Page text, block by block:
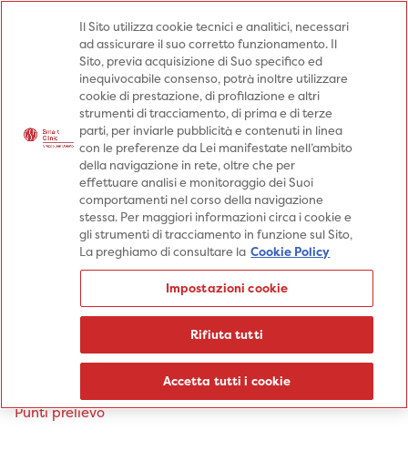
Prenota una visita
Prenota una visita
Specialità
Prestazioni
Patologie
Informazioni
Punti prelievo
Medici Punti prelievo
Specialità
Prestazioni
Patologie
Sedi
Percorsi
Informazioni
Prenota una visita
Prenota una visita
Il Sito utilizza cookie tecnici e analitici, necessari
ad assicurare il suo corretto funzionamento. Il
Sito, previa acquisizione di Suo specifico ed
inequivocabile consenso, potrà inoltre utilizzare
cookie di prestazione, di profilazione e altri
strumenti di tracciamento, di prima e di terze
parti, per inviarle pubblicità e contenuti in linea
con le preferenze da Lei manifestate nell’ambito
della navigazione in rete, oltre che per
effettuare analisi e monitoraggio dei Suoi
comportamenti nel corso della navigazione
stessa. Per maggiori informazioni circa i cookie e
gli strumenti di tracciamento in funzione sul Sito,
La preghiamo di consultare la Cookie Policy
Impostazioni cookie
Rifiuta tutti
Accetta tutti i cookie